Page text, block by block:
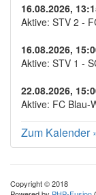
16.08.2026,
Aktive: STV 2 -
16.08.2026,
Aktive: STV 1 -
22.08.2026,
Aktive: FC Blau-
Zum Kalender
Copyright © 2018